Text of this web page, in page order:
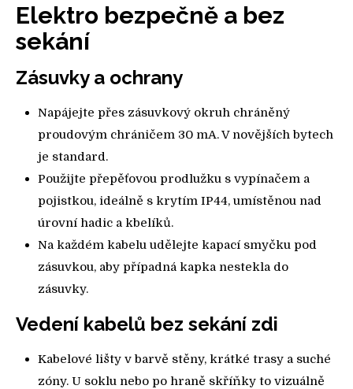
Elektro bezpečně a bez
sekání
Zásuvky a ochrany
Napájejte přes zásuvkový okruh chráněný
proudovým chráničem 30 mA. V novějších bytech
je standard.
Použijte přepěťovou prodlužku s vypínačem a
pojistkou, ideálně s krytím IP44, umístěnou nad
úrovní hadic a kbelíků.
Na každém kabelu udělejte kapací smyčku pod
zásuvkou, aby případná kapka nestekla do
zásuvky.
Vedení kabelů bez sekání zdi
Kabelové lišty v barvě stěny, krátké trasy a suché
zóny. U soklu nebo po hraně skříňky to vizuálně